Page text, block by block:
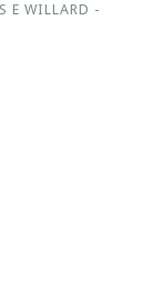
E WILLARD -